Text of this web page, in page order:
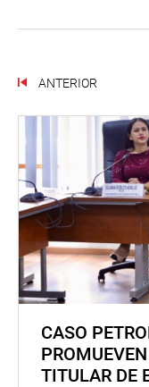
ANTERIOR
CASO
TITULAR DE